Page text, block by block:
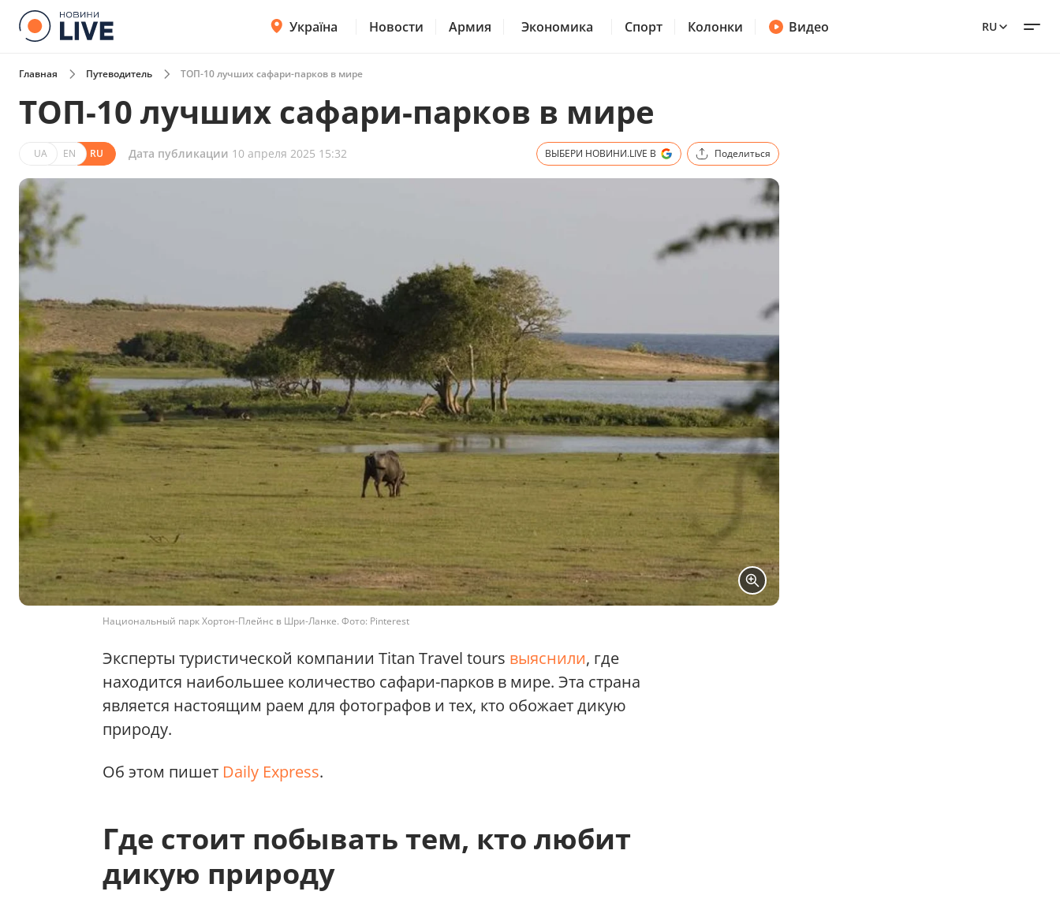
Україна Новости Армия Экономика Спорт Колонки Видео RU
Главная Путеводитель ТОП-10 лучших сафари-парков в мире
ТОП-10 лучших сафари-парков в мире
UA EN RU Дата публикации 10 апреля 2025 15:32 ВЫБЕРИ НОВИНИ.LIVE В Поделиться
Национальный парк Хортон-Плейнс в Шри-Ланке. Фото: Pinterest
Эксперты туристической компании Titan Travel tours выяснили, где
находится наибольшее количество сафари-парков в мире. Эта страна
является настоящим раем для фотографов и тех, кто обожает дикую
природу.
Об этом пишет Daily Express.
Где стоит побывать тем, кто любит
дикую природу